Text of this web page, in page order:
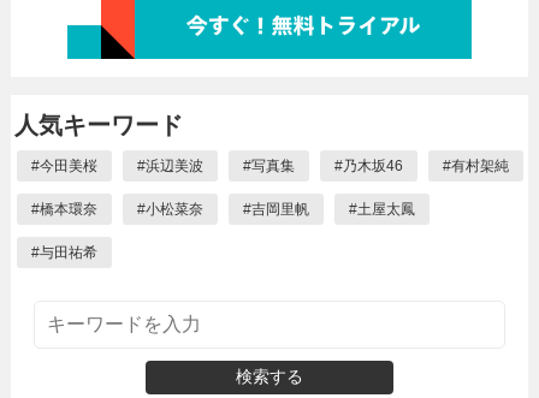
人気キーワード
#今田美桜 #浜辺美波 #写真集 #乃木坂46 #有村架純
#橋本環奈 #小松菜奈 #吉岡里帆 #土屋太鳳
#与田祐希
検索する